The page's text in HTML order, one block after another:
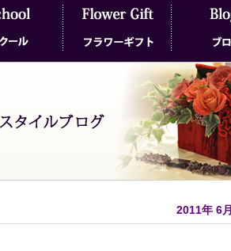
ブログ
2011年 6月